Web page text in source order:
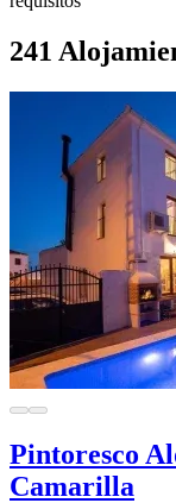
241
Pintoresco
Camarilla